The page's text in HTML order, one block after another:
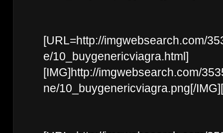
[URL=http://imgwebsearch.com/
e/10_buygenericviagra.html]
[IMG]http://imgwebsearch.com/
ne/10_buygenericviagra.png[/